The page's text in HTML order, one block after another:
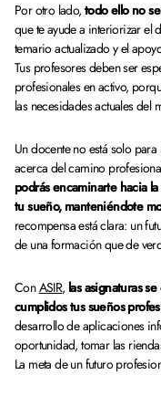
Por otro lado, todo ello no
que te ayude a interiorizar el
temario actualizado y el
Tus profesores deben ser
profesionales en activo,
las necesidades actuales del
Un docente no está solo
acerca del camino
podrás encaminarte hacia
tu sueño, manteniéndote
recompensa está clara: un
de una formación que de
ConASIR, las asignaturas
cumplidos tus sueños
desarrollo de aplicaciones
oportunidad, tomar las
La meta de un futuro